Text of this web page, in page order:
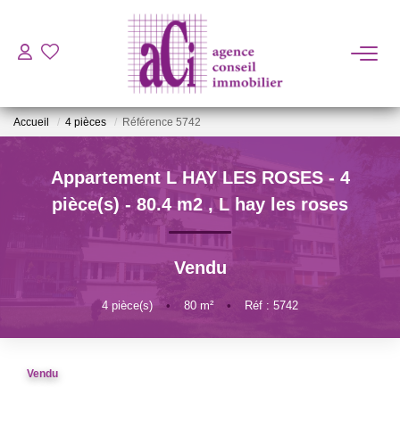
ACHETER
ESTIMER
BIENS VENDUS
Accueil 4 pièces Référence 5742
Appartement L HAY LES ROSES - 4
pièce(s) - 80.4 m2 , L hay les roses
Vendu
4 pièce(s) • 80 m² • Réf : 5742
Vendu